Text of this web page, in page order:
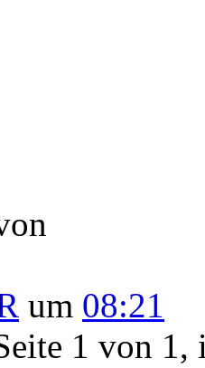
um 08:21
1 von 1,